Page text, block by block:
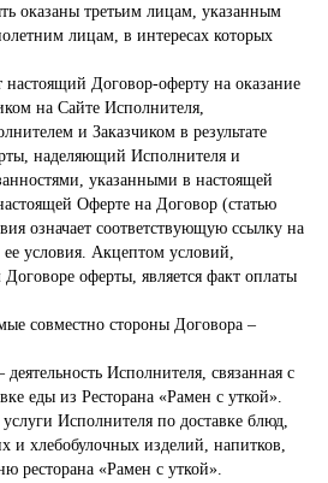
оказаны третьим лицам, указанным
лицам, в интересах которых
настоящий Договор-оферту на оказание
на Сайте Исполнителя,
и Заказчиком в результате
наделяющий Исполнителя и
указанными в настоящей
Оферте на Договор (статью
означает соответствующую ссылку на
условия. Акцептом условий,
оферты, является факт оплаты
совместно стороны Договора –
Исполнителя, связанная с
еды из Ресторана «Рамен с уткой».
Исполнителя по доставке блюд,
и хлебобулочных изделий, напитков,
ресторана «Рамен с уткой».